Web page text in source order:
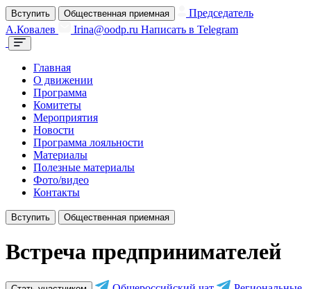
Вступить Общественная приемная
Председатель
А.Ковалев
Irina@oodp.ru Написать в Telegram
Главная
О движении
Программа
Комитеты
Мероприятия
Новости
Программа лояльности
Материалы
Полезные материалы
Фото/видео
Контакты
Вступить Общественная приемная
Встреча предпринимателей